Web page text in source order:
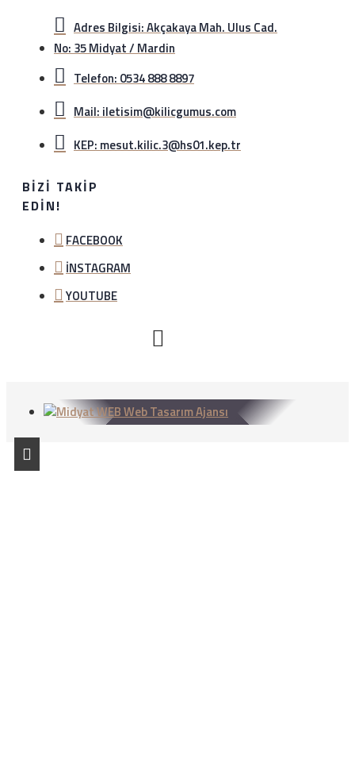
Adres Bilgisi: Akçakaya Mah. Ulus Cad.
No: 35 Midyat / Mardin
Telefon: 0534 888 8897
Mail: iletisim@kilicgumus.com
KEP: mesut.kilic.3@hs01.kep.tr
BIZI TAKIP
EDIN!
FACEBOOK
İNSTAGRAM
YOUTUBE